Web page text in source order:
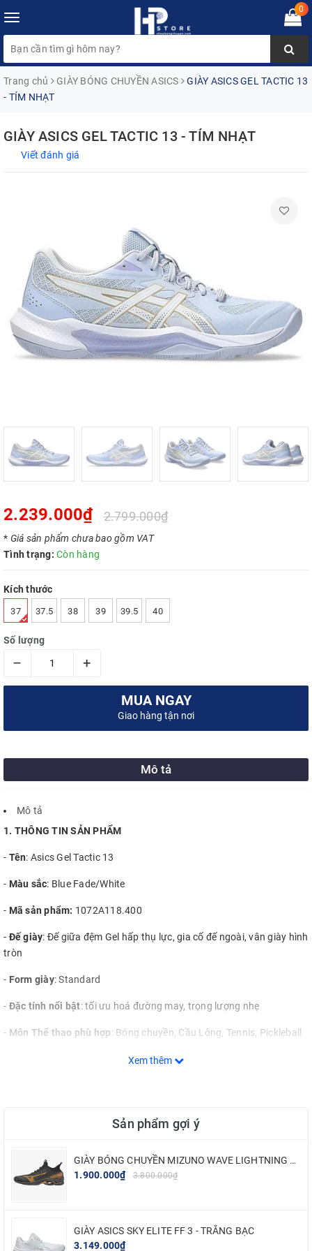
Toggle
navigation
0
Trang chủ GIÀY BÓNG CHUYỀN ASICS
GIÀY ASICS GEL TACTIC 13
- TÍM NHẠT
GIÀY ASICS GEL TACTIC 13 - TÍM NHẠT
Viết đánh giá
2.239.000₫ 2.799.000₫
* Giá sản phẩm chưa bao gồm VAT
Tình trạng: Còn hàng
Kích thước
37 37.5 38 39 39.5 40
Số lượng
– +
MUA NGAY
Giao hàng tận nơi
Mô tả
Mô tả
1. THÔNG TIN SẢN PHẨM
- Tên: Asics Gel Tactic 13
- Màu sắc: Blue Fade/White
- Mã sản phẩm: 1072A118.400
-Đế giày: Đế giữa đệm Gel hấp thụ lực, gia cố đế ngoài, vân giày hình
tròn
- Form giày: Standard
- Đặc tính nổi bật: tối ưu hoá đường may, trọng lượng nhẹ
- Môn Thể thao phù hợp: Bóng chuyền, Cầu Lông, Tennis, Pickleball
phần đế ngoài, có độ bám tốt hơn, đảm bảo chuyển động sang hai
thương do xoắn, chuyển hướng đột ngột.
Tính năng STABLETRUSS™ triển khai một thành bên lớn được thiết
Các họa tiết đế ngoài tròn với các rãnh ngang được thiết kế để hỗ
Xem thêm
Sản phẩm gợi ý
GIÀY BÓNG CHUYỀN MIZUNO WAVE LIGHTNING NEO 2 - ĐEN VÀNG
1.900.000₫
3.800.000₫
GIÀY ASICS SKY ELITE FF 3 - TRẮNG BẠC
3.149.000₫